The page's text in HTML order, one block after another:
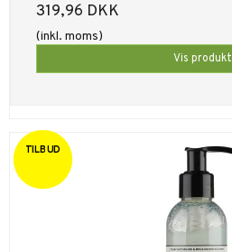
319,96 DKK
(inkl. moms)
Vis produkt
TILBUD